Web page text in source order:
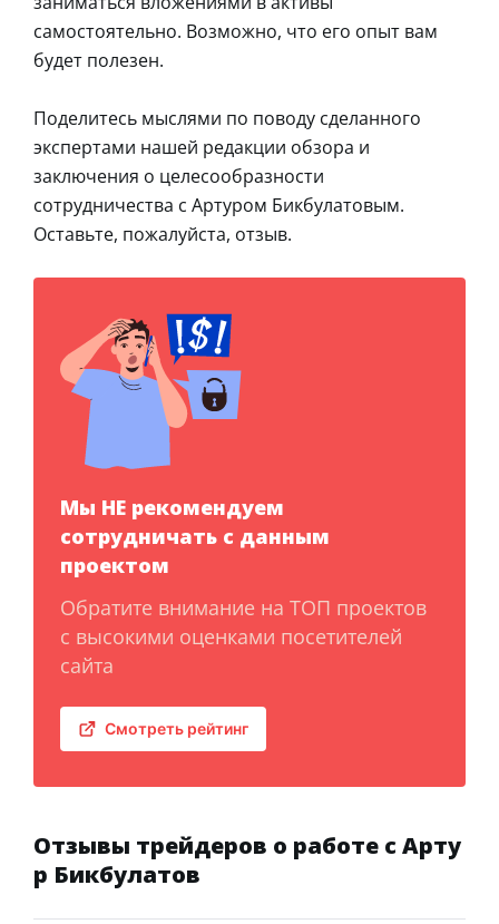
самостоятельно. Возможно, что его опыт вам
будет полезен.
Поделитесь мыслями по поводу сделанного
экспертами нашей редакции обзора и
заключения о целесообразности
сотрудничества с Артуром Бикбулатовым.
Оставьте, пожалуйста, отзыв.
Мы НЕ рекомендуем
сотрудничать с данным
проектом
Обратите внимание на ТОП проектов
с высокими оценками посетителей
сайта
Смотреть рейтинг
Отзывы трейдеров о работе с Арту
р Бикбулатов